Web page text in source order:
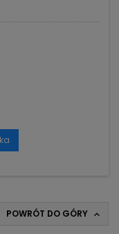
POWRÓT DO GÓRY 